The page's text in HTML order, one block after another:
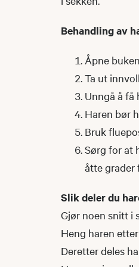
Behandling av
Åpne
Ta ut
Unngå å få
Haren bør
Bruk
Sørg for at
åtte grader
Slik deler du
Gjør noen snitt i
Heng haren
Deretter deles